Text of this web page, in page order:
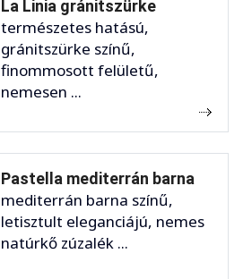
La Linia gránitszürke
természetes hatású,
gránitszürke színű,
finommosott felületű,
nemesen ...
Pastella mediterrán barna
mediterrán barna színű,
letisztult eleganciájú, nemes
natúrkő zúzalék ...